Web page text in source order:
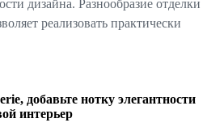
дизайна. Разнообразие отделки
реализовать практически
добавьте нотку элегантности
интерьер